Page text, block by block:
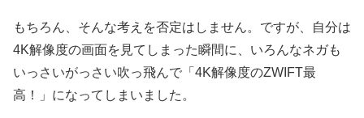
もちろん、そんな考えを否定はしません。ですが、自分は
4K解像度の画面を見てしまった瞬間に、いろんなネガも
いっさいがっさい吹っ飛んで「4K解像度のZWIFT最
高！」になってしまいました。